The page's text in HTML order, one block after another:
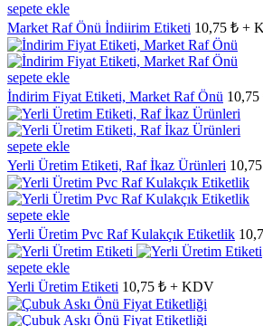
sepete ekle
Market Raf Önü İndiirim Etiketi 10,75 ₺ +
sepete ekle
İndirim Fiyat Etiketi, Market Raf Önü
sepete ekle
Yerli Üretim Etiketi, Raf İkaz Ürünleri
sepete ekle
Yerli Üretim Pvc Raf Kulakçık Etiketlik
sepete ekle
Yerli Üretim Etiketi 10,75 ₺ + KDV